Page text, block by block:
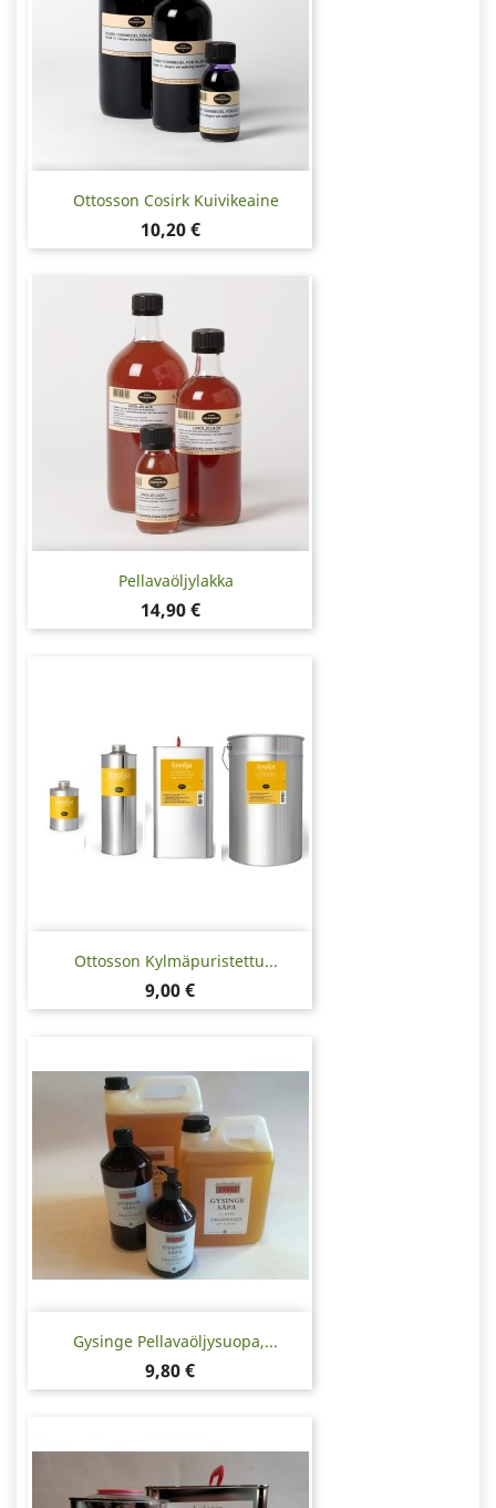
Ottosson Cosirk Kuivikeaine
Hinta
10,20 €
Pellavaöljylakka
Hinta
14,90 €
Ottosson Kylmäpuristettu...
Hinta
9,00 €
Gysinge Pellavaöljysuopa,...
Hinta
9,80 €